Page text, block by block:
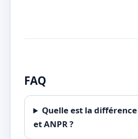
FAQ
Quelle est la différence
et ANPR ?